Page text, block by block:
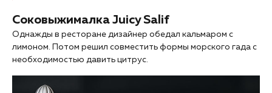
Соковыжималка Juicy Salif
Однажды в ресторане дизайнер обедал кальмаром с
лимоном. Потом решил совместить формы морского гада с
необходимостью давить цитрус.